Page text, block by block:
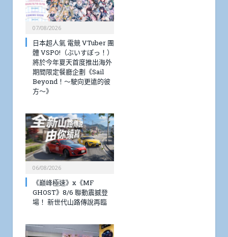
07/08/2026
日本超人氣 電競 VTuber 團
體 VSPO!（ぶいすぽっ！）
將於今年夏天首度推出海外
期間限定餐廳企劃《Sail
Beyond！～駛向更遠的彼
方～》
06/08/2026
《巔峰極速》x《MF
GHOST》8/6 聯動震撼登
場！ 新世代山路傳說再臨